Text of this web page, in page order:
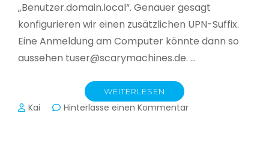
„Benutzer.domain.local“. Genauer gesagt
konfigurieren wir einen zusätzlichen UPN-Suffix.
Eine Anmeldung am Computer könnte dann so
aussehen tuser@scarymachines.de. …
WEITERLESEN
Kai Hinterlasse einen Kommentarzu